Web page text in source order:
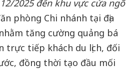
2025 đến khu vực cửa ngõ
phòng Chi nhánh tại địa
tăng cường quảng bá
trực tiếp khách du lịch, đối
đồng thời tạo đầu mối